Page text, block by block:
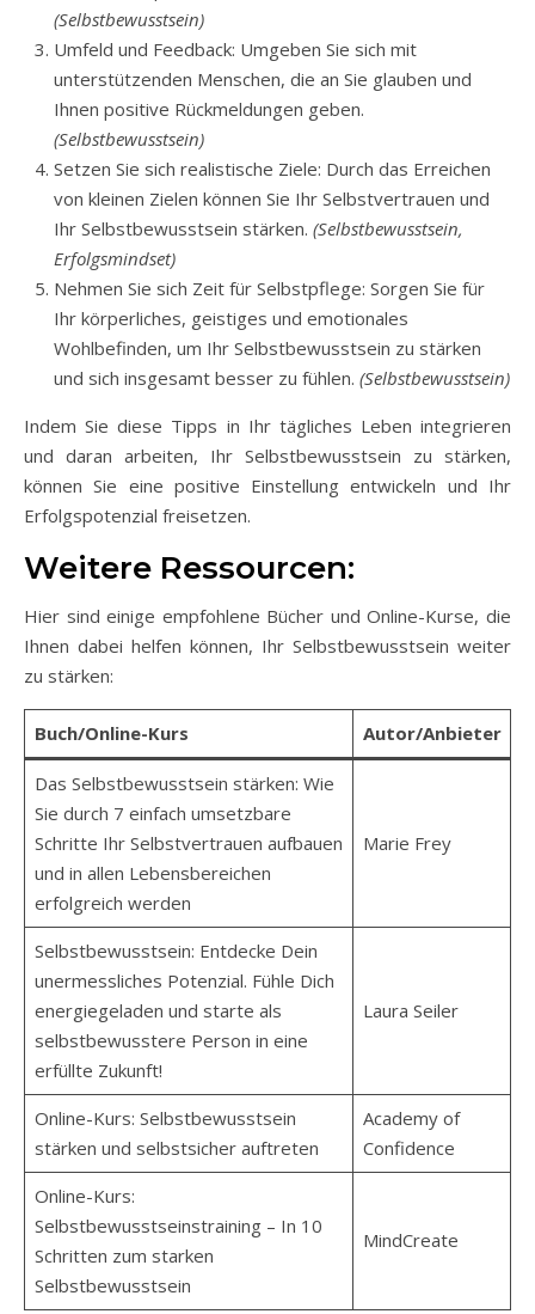
(Selbstbewusstsein)
Umfeld und Feedback: Umgeben Sie sich mit
unterstützenden Menschen, die an Sie glauben und
Ihnen positive Rückmeldungen geben.
(Selbstbewusstsein)
Setzen Sie sich realistische Ziele: Durch das Erreichen
von kleinen Zielen können Sie Ihr Selbstvertrauen und
Ihr Selbstbewusstsein stärken. (Selbstbewusstsein,
Erfolgsmindset)
Nehmen Sie sich Zeit für Selbstpflege: Sorgen Sie für
Ihr körperliches, geistiges und emotionales
Wohlbefinden, um Ihr Selbstbewusstsein zu stärken
und sich insgesamt besser zu fühlen. (Selbstbewusstsein)
Indem Sie diese Tipps in Ihr tägliches Leben integrieren
und daran arbeiten, Ihr Selbstbewusstsein zu stärken,
können Sie eine positive Einstellung entwickeln und Ihr
Erfolgspotenzial freisetzen.
Weitere Ressourcen:
Hier sind einige empfohlene Bücher und Online-Kurse, die
Ihnen dabei helfen können, Ihr Selbstbewusstsein weiter
zu stärken:
Buch/Online-Kurs Autor/Anbieter
Das Selbstbewusstsein stärken: Wie
Sie durch 7 einfach umsetzbare
Schritte Ihr Selbstvertrauen aufbauen
und in allen Lebensbereichen
erfolgreich werden
Marie Frey
Selbstbewusstsein: Entdecke Dein
unermessliches Potenzial. Fühle Dich
energiegeladen und starte als
selbstbewusstere Person in eine
erfüllte Zukunft!
Laura Seiler
Online-Kurs: Selbstbewusstsein
stärken und selbstsicher auftreten
Academy of
Confidence
Online-Kurs:
Selbstbewusstseinstraining – In 10
Schritten zum starken
Selbstbewusstsein
MindCreate